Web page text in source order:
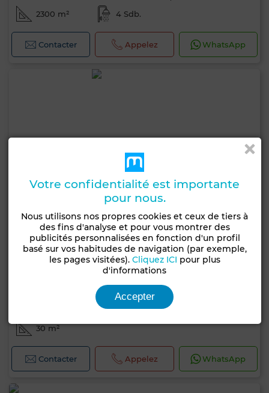
2300 m² 4 Sdb.
Contacter Appelez WhatsApp
Local commercial à Ariana Centre, Ariana
30 m²
Contacter Appelez WhatsApp
Votre confidentialité est importante
pour nous.
Nous utilisons nos propres cookies et ceux de tiers à
des fins d'analyse et pour vous montrer des
publicités personnalisées en fonction d'un profil
basé sur vos habitudes de navigation (par exemple,
les pages visitées). Cliquez ICI pour plus
d'informations
Accepter